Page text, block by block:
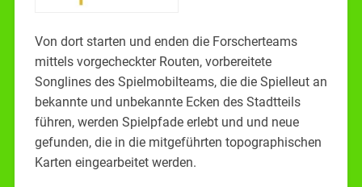
Von dort starten und enden die Forscherteams
mittels vorgecheckter Routen, vorbereitete
Songlines des Spielmobilteams, die die Spielleut an
bekannte und unbekannte Ecken des Stadtteils
führen, werden Spielpfade erlebt und und neue
gefunden, die in die mitgeführten topographischen
Karten eingearbeitet werden.